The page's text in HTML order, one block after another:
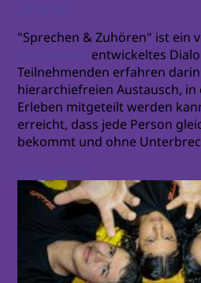
"Sprechen & Zuhören" ist ein
entwickeltes
Teilnehmenden erfahren
hierarchiefreien Austausch, in
Erleben mitgeteilt werden
erreicht, dass jede Person
bekommt und ohne